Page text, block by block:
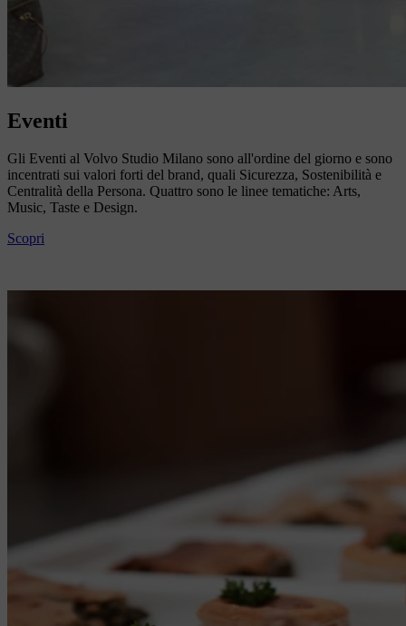
Eventi
Gli Eventi al Volvo Studio Milano sono all'ordine del giorno e sono
incentrati sui valori forti del brand, quali Sicurezza, Sostenibilità e
Centralità della Persona. Quattro sono le linee tematiche: Arts,
Music, Taste e Design.
Scopri